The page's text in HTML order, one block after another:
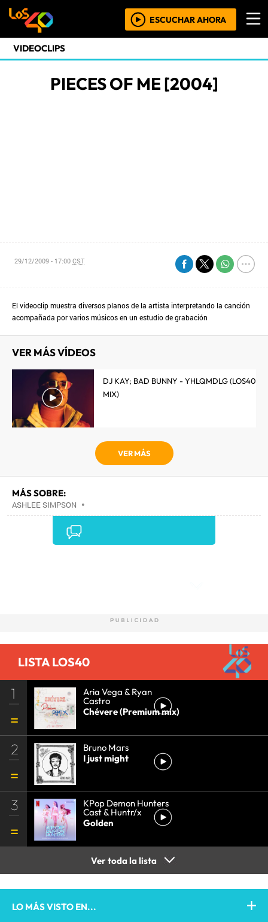
ESCUCHAR AHORA
VIDEOCLIPS
PIECES OF ME [2004]
29/12/2009 - 17:00CST
El videoclip muestra diversos planos de la artista interpretando la canción
acompañada por varios músicos en un estudio de grabación
VER MÁS VÍDEOS
DJ KAY; BAD BUNNY - YHLQMDLG (LOS40
MIX)
VER MÁS
MÁS SOBRE:
ASHLEE SIMPSON •
LISTA LOS40
1 Aria Vega & Ryan
Castro
Chévere (Premium mix)
2
Bruno Mars
I just might
3 KPop Demon Hunters
Cast & Huntr/x
Golden
Ver toda la lista
LO MÁS VISTO EN...